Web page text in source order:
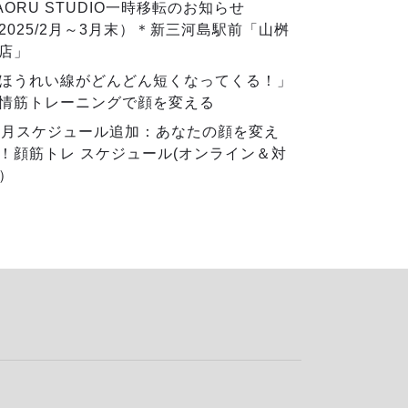
STUDIO一時移転のお知らせ
2025/2月～3月末）＊新三河島駅前「山桝
」
ほうれい線がどんどん短くなってくる！」
筋トレーニングで顔を変える
スケジュール追加：あなたの顔を変え
顔筋トレ スケジュール(オンライン＆対